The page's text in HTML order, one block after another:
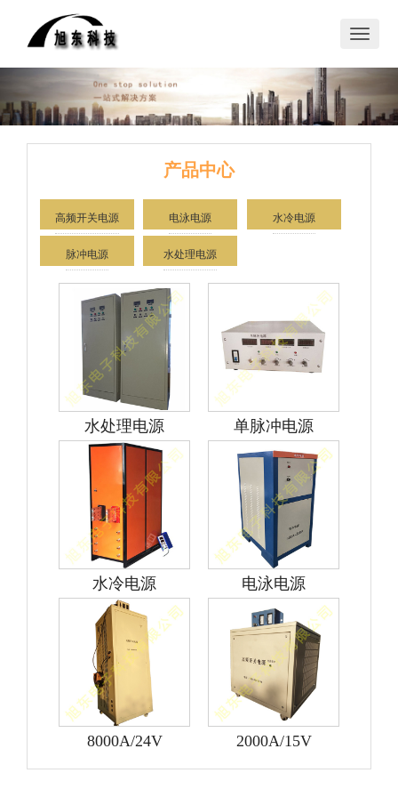
切
导
产品中心
高频开关电源 电泳电源 水冷电源
脉冲电源 水处理电源
水处理电源 单脉冲电源
水冷电源 电泳电源
8000A/24V 2000A/15V